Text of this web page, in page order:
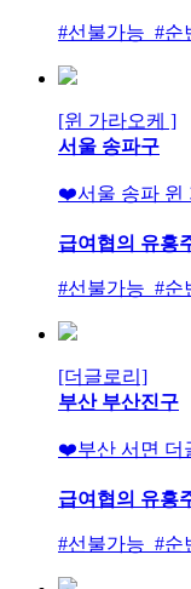
#선불가능 #순
[윈 가라오케 ]
서울 송파구
❤️서울 송파 윈
급여협의 유흥
#선불가능 #순
[더글로리]
부산 부산진구
❤️부산 서면 더
급여협의 유흥
#선불가능 #순